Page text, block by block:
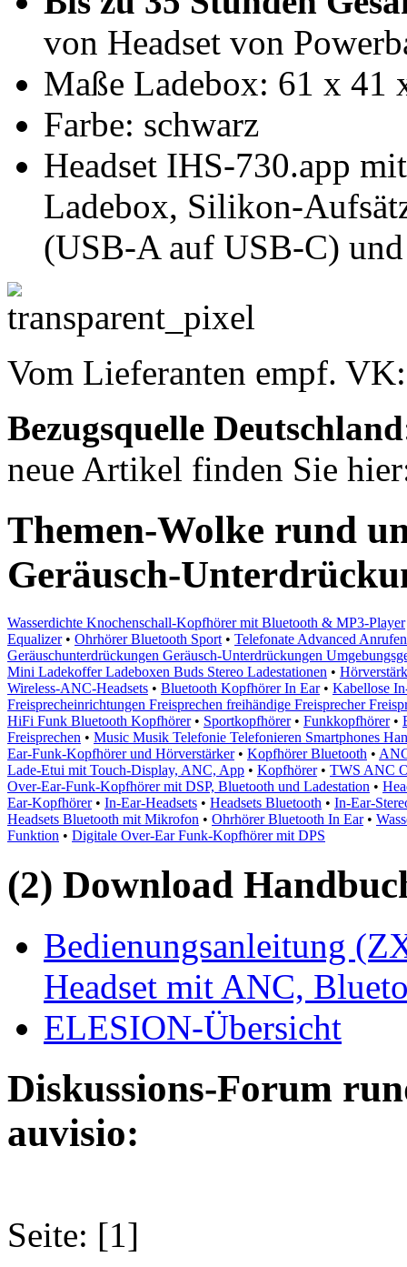
von Headset von
Maße Ladebox: 61 x 41
Farbe: schwarz
Headset IHS-730.app
Ladebox, Silikon-
(USB-A auf USB-C)
Vom Lieferanten empf.
Bezugsquelle Deutschland
neue Artikel finden Sie
Themen-Wolke rund
Geräusch-
Wasserdichte Knochenschall-Kopfhörer mit Bluetooth & MP3-Player
Equalizer• Ohrhörer Bluetooth Sport • Telefonate Advanced
Geräuschunterdrückungen Geräusch-Unterdrückungen
Mini Ladekoffer Ladeboxen Buds Stereo Ladestationen •
Wireless-ANC-Headsets • Bluetooth Kopfhörer In Ear• Kabellose
Freisprecheinrichtungen Freisprechen freihändige Freisprecher
HiFi Funk Bluetooth Kopfhörer• Sportkopfhörer• Funkkopfhörer•
Freisprechen • Music Musik Telefonie Telefonieren Smartphones
Ear-Funk-Kopfhörer und Hörverstärker• Kopfhörer Bluetooth •
Lade-Etui mit Touch-Display, ANC, App • Kopfhörer• TWS ANC
Over-Ear-Funk-Kopfhörer mit DSP, Bluetooth und Ladestation •
Ear-Kopfhörer• In-Ear-Headsets • Headsets Bluetooth • In-Ear-
Headsets Bluetooth mit Mikrofon • Ohrhörer Bluetooth In Ear•
Funktion • Digitale Over-Ear Funk-Kopfhörer mit DPS
(2) Download
Bedienungsanleitung
Headset mit ANC,
ELESION-Übersicht
Diskussions-Forum
auvisio:
Seite: [1]